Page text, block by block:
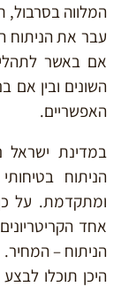
המלווה בסרבול,
עבר את הניתוח
אם באשר
השונים ובין אם
האפשריים.
במדינת ישראל
הניתוח
ומתקדמת. על
אחד
הניתוח – המחיר.
היכן תוכלו